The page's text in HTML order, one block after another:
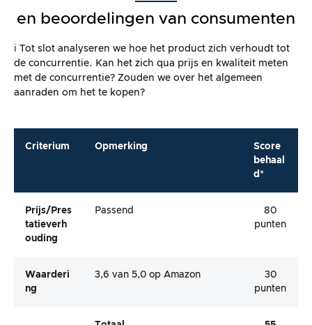
en beoordelingen van consumenten
ℹ️ Tot slot analyseren we hoe het product zich verhoudt tot
de concurrentie. Kan het zich qua prijs en kwaliteit meten
met de concurrentie? Zouden we over het algemeen
aanraden om het te kopen?
Criterium Opmerking
Score
behaal
d*
Prijs/pres
Tatieverh
Ouding
Passend
80
punten
Waarderi
Ng
3,6 van 5,0 op Amazon
30
punten